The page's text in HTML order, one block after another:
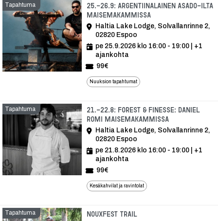
Tapahtuma
25.-26.9: Argentiinalainen asado-ilta
Maisemakammissa
Haltia Lake Lodge, Solvallanrinne 2,
02820 Espoo
pe 25.9.2026 klo 16:00 - 19:00 | +1
ajankohta
99€
Nuuksion tapahtumat
Tapahtuma
21.-22.8: Forest & Finesse: Daniel
Romi Maisemakammissa
Haltia Lake Lodge, Solvallanrinne 2,
02820 Espoo
pe 21.8.2026 klo 16:00 - 19:00 | +1
ajankohta
99€
Kesäkahvilat ja ravintolat
Tapahtuma Nouxfest TrailTapahtuma